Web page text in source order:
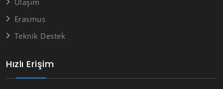
Hızlı Erişim
Ulaşım
Erasmus
Teknik Destek